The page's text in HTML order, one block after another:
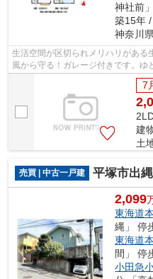
神社前
築15年
神奈川
生活空間が区切られメリハリがあ
風から守る！ガレージ付きです。ゆ
のお住まいを新居にいかがでしょう
7
建
土
売買 | 中古一戸建 平塚市出
2,099
東海道
縄」 停
東海道
間」 停
小田急